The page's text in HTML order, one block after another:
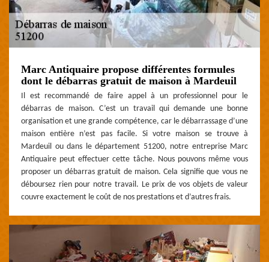
Marc Antiquaire propose différentes formules
dont le débarras gratuit de maison à Mardeuil
Il est recommandé de faire appel à un professionnel pour le
débarras de maison. C’est un travail qui demande une bonne
organisation et une grande compétence, car le débarrassage d’une
maison entière n’est pas facile. Si votre maison se trouve à
Mardeuil ou dans le département 51200, notre entreprise Marc
Antiquaire peut effectuer cette tâche. Nous pouvons même vous
proposer un débarras gratuit de maison. Cela signifie que vous ne
déboursez rien pour notre travail. Le prix de vos objets de valeur
couvre exactement le coût de nos prestations et d’autres frais.